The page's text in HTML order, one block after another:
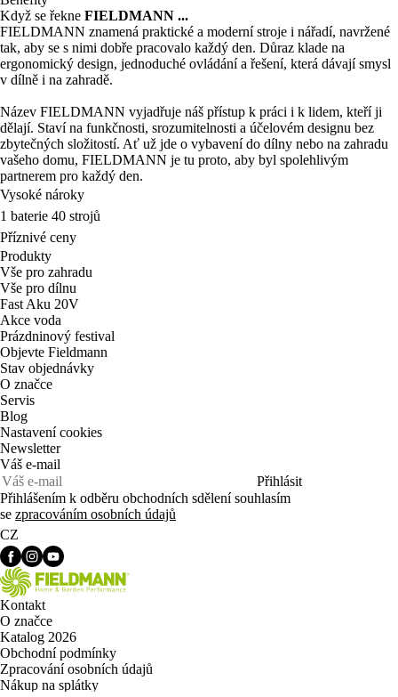
Když se řekne FIELDMANN ...
FIELDMANN znamená praktické a moderní stroje i nářadí, navržené
tak, aby se s nimi dobře pracovalo každý den. Důraz klade na
ergonomický design, jednoduché ovládání a řešení, která dávají smysl
v dílně i na zahradě.
Název FIELDMANN vyjadřuje náš přístup k práci i k lidem, kteří ji
dělají. Staví na funkčnosti, srozumitelnosti a účelovém designu bez
zbytečných složitostí. Ať už jde o vybavení do dílny nebo na zahradu
vašeho domu, FIELDMANN je tu proto, aby byl spolehlivým
partnerem pro každý den.
Vysoké nároky
1 baterie 40 strojů
Příznivé ceny
Produkty
Vše pro zahradu
Vše pro dílnu
Fast Aku 20V
Akce voda
Prázdninový festival
Objevte Fieldmann
Stav objednávky
O značce
Servis
Blog
Nastavení cookies
Newsletter
Váš e-mail
Přihlásit
Přihlášením k odběru obchodních sdělení souhlasím
se zpracováním osobních údajů
CZ
Kontakt
O značce
Katalog 2026
Obchodní podmínky
Zpracování osobních údajů
Nákup na splátky